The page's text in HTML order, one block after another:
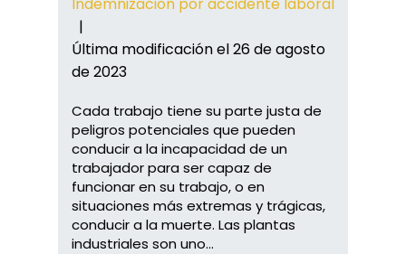
|
Última modificación el 26 de agosto
de 2023
Cada trabajo tiene su parte justa de
peligros potenciales que pueden
conducir a la incapacidad de un
trabajador para ser capaz de
funcionar en su trabajo, o en
situaciones más extremas y trágicas,
conducir a la muerte. Las plantas
industriales son uno...